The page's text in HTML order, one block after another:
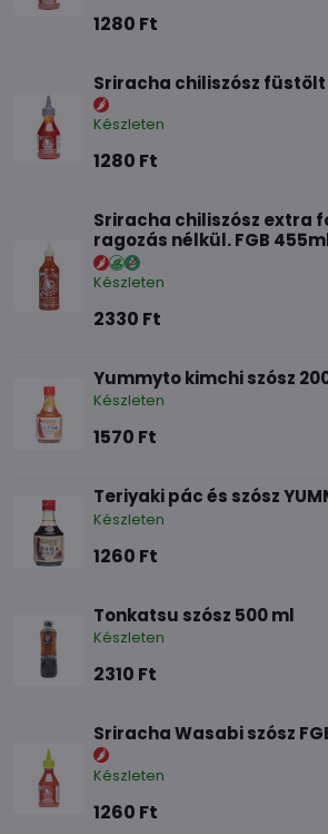
1280 Ft
Sriracha chiliszósz füstölt
Készleten
1280 Ft
Sriracha chiliszósz extra
ragozás nélkül. FGB
Készleten
2330 Ft
Yummyto kimchi szósz
Készleten
1570 Ft
Teriyaki pác és szósz
Készleten
1260 Ft
Tonkatsu szósz 500 ml
Készleten
2310 Ft
Sriracha Wasabi szósz
Készleten
1260 Ft